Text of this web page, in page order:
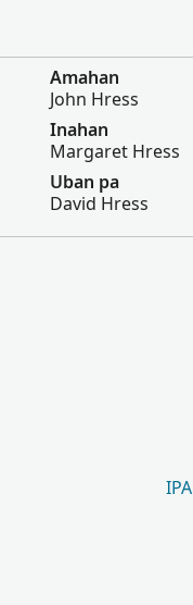
Amahan
John Hress
Inahan
Margaret Hress
Uban pa
David Hress